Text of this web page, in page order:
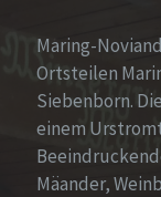
Maring-
Ortsteilen
Siebenborn.
einem
Mäander,